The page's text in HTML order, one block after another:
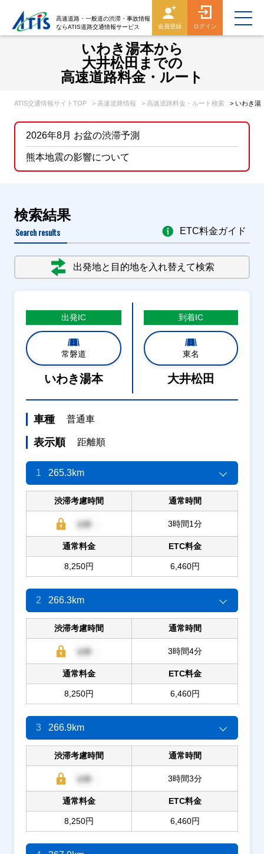
高速道路・一般道の渋滞・事故情報
ならATIS道路交通情報サービス
会員登録 ログイン
いわき湯本から
大井松田までの
高速道路料金・ルート
ATIS交通情報サイトTOP > 高速道路情報 > 高速道路料金・ルート検索 > いわき湯
2026年8月 お盆の渋滞予測
熊本地震の影響について
検索結果
Search results
出発地と目的地を入れ替えて検索
ETC料金ガイド
出発IC
常磐道
いわき湯本
到着IC
東名
大井松田
車種 普通車
表示順 距離順
1 265.3km
渋滞考慮時間 通常時間
3時間1分
通常料金
8,250円
ETC料金
6,460円
2 266.3km
渋滞考慮時間 通常時間
3時間4分
通常料金
8,250円
ETC料金
6,460円
3 266.9km
渋滞考慮時間 通常時間
3時間3分
通常料金
8,250円
ETC料金
6,460円